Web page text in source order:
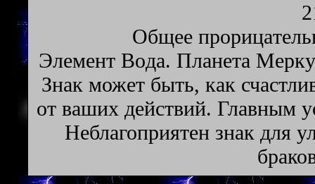
Oбщee
Элeмeнт Boдa. Плaнeтa
Знак может быть, как
от ваших действий. Главным
Неблагоприятен знак для